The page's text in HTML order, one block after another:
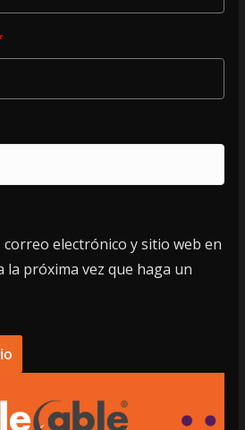
electrónico y sitio web en
la próxima vez que haga un